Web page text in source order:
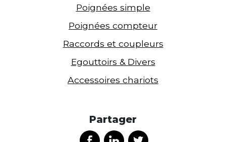
Poignées simple
Poignées compteur
Raccords et coupleurs
Egouttoirs & Divers
Accessoires chariots
Partager